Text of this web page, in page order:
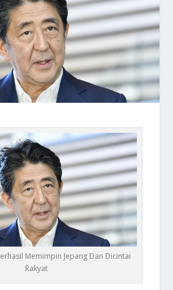
Memimpin Jepang Dan Dicintai
Rakyat